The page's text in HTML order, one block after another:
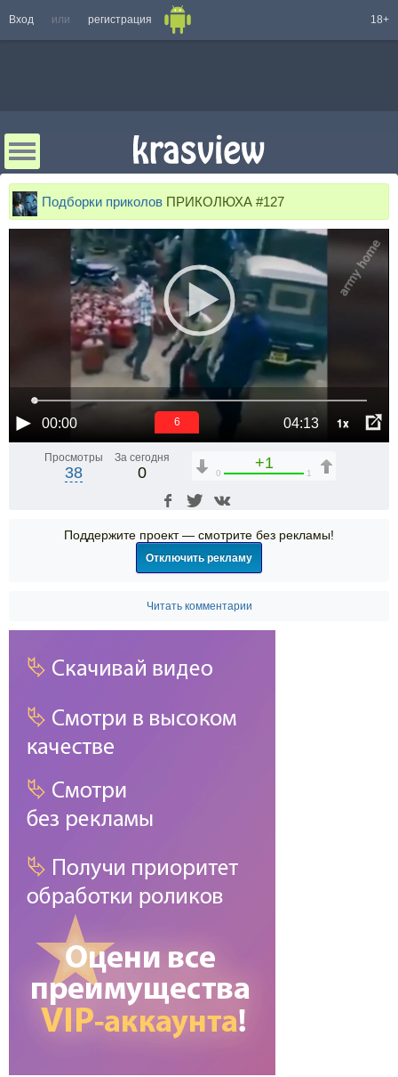
Вход или регистрация 18+
Подборки приколов ПРИКОЛЮХА #127
00:00 04:13 1x
6
Просмотры
38
За сегодня
0
+1
0 1
Поддержите проект — смотрите без рекламы!
Отключить рекламу
Читать комментарии